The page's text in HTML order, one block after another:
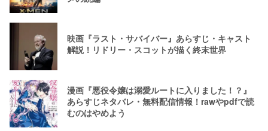
映画『ラスト・サバイバー』あらすじ・キャスト
解説！リドリー・スコットが描く終末世界
漫画『悪役令嬢は溺愛ルートに入りました！？』
あらすじネタバレ・無料配信情報！rawやpdfで読
むのはやめよう